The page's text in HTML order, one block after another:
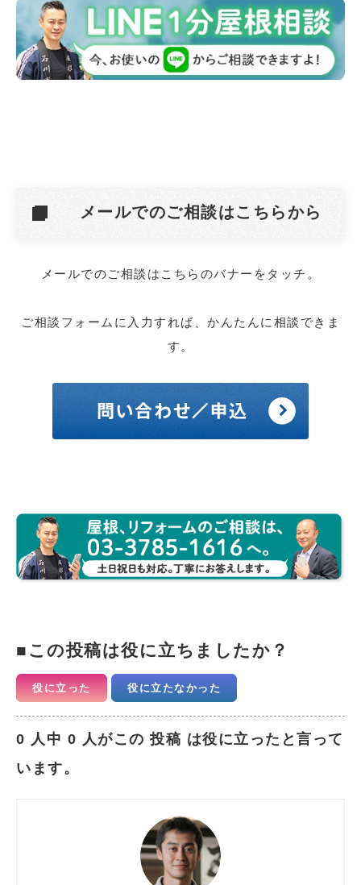
メールでのご相談はこちらから
メールでのご相談はこちらのバナーをタッチ。
ご相談フォームに入力すれば、かんたんに相談できま
す。
この投稿は役に立ちましたか？
役に立った 役に立たなかった
0 人中 0 人がこの 投稿 は役に立ったと言って
います。